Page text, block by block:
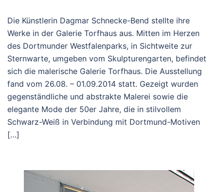
Die Künstlerin Dagmar Schnecke-Bend stellte ihre
Werke in der Galerie Torfhaus aus. Mitten im Herzen
des Dortmunder Westfalenparks, in Sichtweite zur
Sternwarte, umgeben vom Skulpturengarten, befindet
sich die malerische Galerie Torfhaus. Die Ausstellung
fand vom 26.08. – 01.09.2014 statt. Gezeigt wurden
gegenständliche und abstrakte Malerei sowie die
elegante Mode der 50er Jahre, die in stilvollem
Schwarz-Weiß in Verbindung mit Dortmund-Motiven
[…]